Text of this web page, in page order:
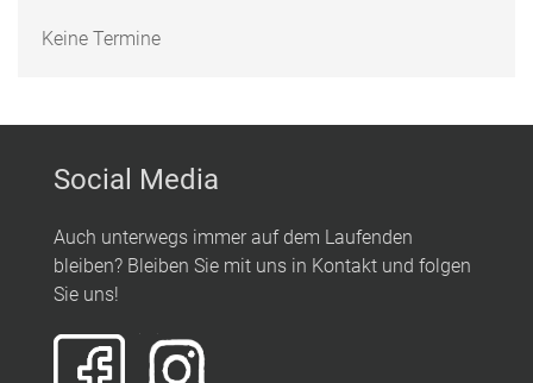
Keine Termine
Social Media
Auch unterwegs immer auf dem Laufenden
bleiben? Bleiben Sie mit uns in Kontakt und folgen
Sie uns!